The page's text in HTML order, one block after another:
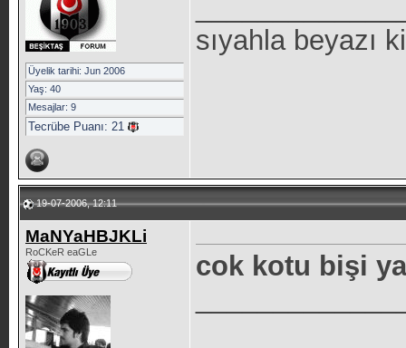
Üyelik tarihi: Jun 2006
Yaş: 40
Mesajlar: 9
Tecrübe Puanı: 21
sıyahla beyazı
19-07-2006, 12:11
MaNYaHBJKLi
RoCKeR eaGLe
cok kotu bişi